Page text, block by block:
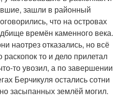
зашли в районный
что на островах
времён каменного века.
наотрез отказались, но всё
раскопок то и дело прилетал
то увозил, а по завершении
Берчикуля остались сотни
засыпанных землёй могил.